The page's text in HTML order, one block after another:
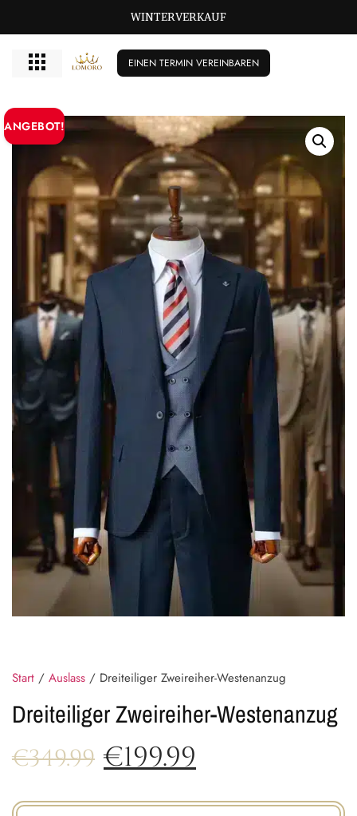
GROSSE GRÖSSEN BISCHIKBAR T/M 72
EINEN TERMIN VEREINBAREN
ANGEBOT!
Start / Auslass / Dreiteiliger Zweireiher-Westenanzug
Dreiteiliger Zweireiher-Westenanzug
€349.99 €199.99